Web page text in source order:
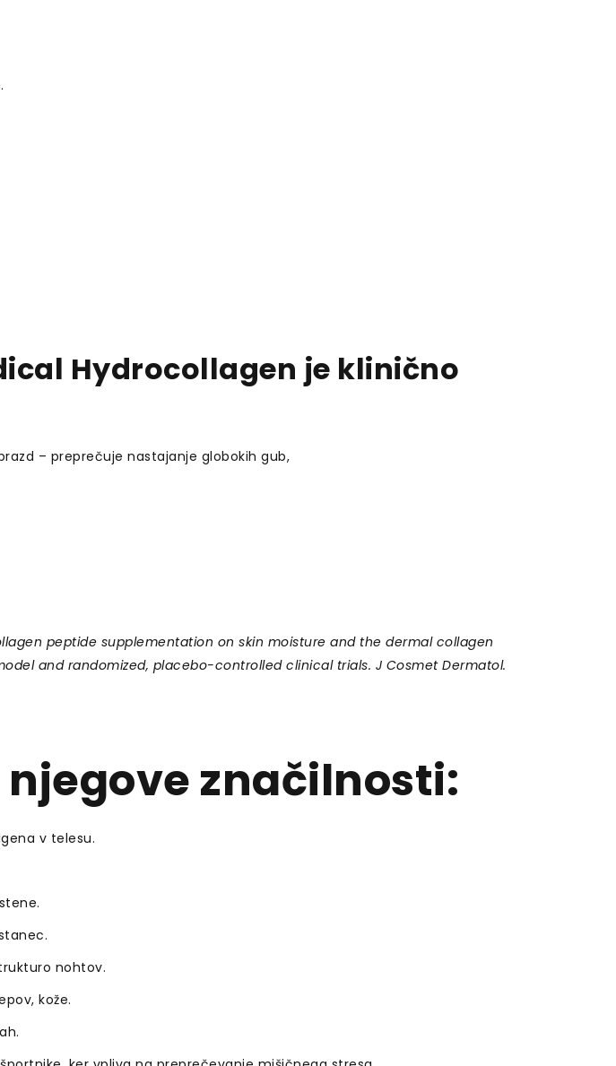
Hydrocollagen je klinično
– preprečuje nastajanje globokih gub,
peptide supplementation on skin moisture and the dermal collagen
and randomized, placebo-controlled clinical trials. J Cosmet Dermatol.
značilnosti:
v telesu.
nohtov.
kože.